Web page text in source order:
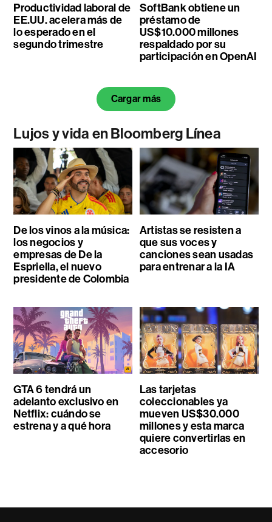
Productividad laboral de
EE.UU. acelera más de
lo esperado en el
segundo trimestre
SoftBank obtiene un
préstamo de
US$10.000 millones
respaldado por su
participación en OpenAI
Cargar más
Lujos y vida en Bloomberg Línea
De los vinos a la música:
los negocios y
empresas de De la
Espriella, el nuevo
presidente de Colombia
Artistas se resisten a
que sus voces y
canciones sean usadas
para entrenar a la IA
GTA 6 tendrá un
adelanto exclusivo en
Netflix: cuándo se
estrena y a qué hora
Las tarjetas
coleccionables ya
mueven US$30.000
millones y esta marca
quiere convertirlas en
accesorio